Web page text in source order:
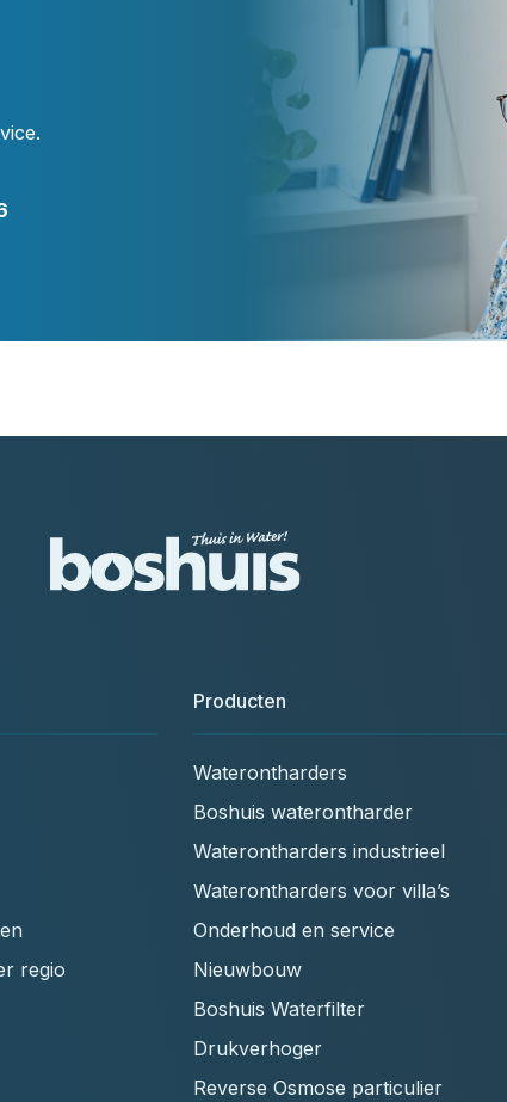
regio
Producten
Waterontharders
Boshuis waterontharder
Waterontharders industrieel
Waterontharders voor villa’s
Onderhoud en service
Nieuwbouw
Boshuis Waterfilter
Drukverhoger
Reverse Osmose particulier